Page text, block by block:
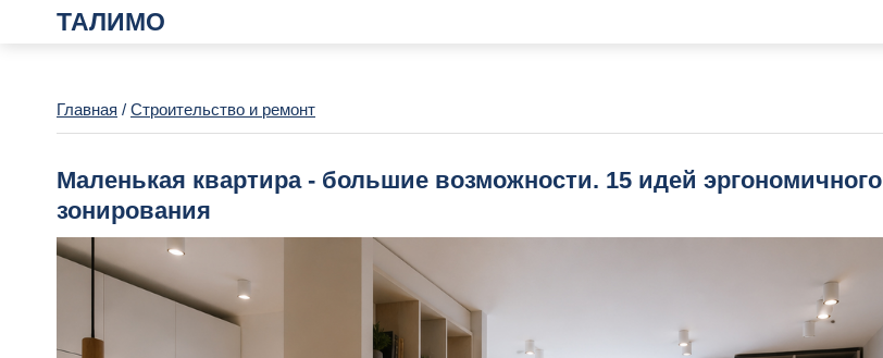
ТАЛИМО
Главная / Строительство и ремонт
Маленькая квартира - большие возможности. 15 идей эргономичного
зонирования